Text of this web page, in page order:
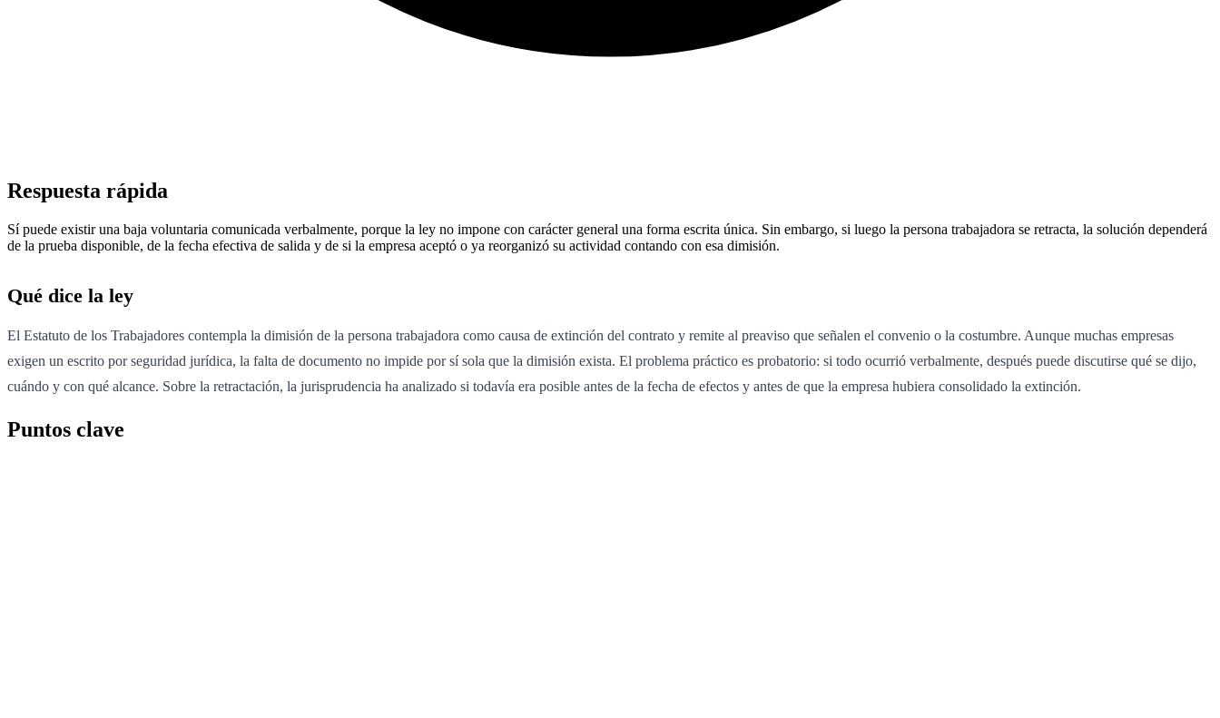
Respuesta rápida
Sí puede existir una baja voluntaria comunicada verbalmente, porque la ley no impone con carácter general una forma escrita única. Sin embargo, si luego la persona trabajadora se retracta, la solución dependerá
de la prueba disponible, de la fecha efectiva de salida y de si la empresa aceptó o ya reorganizó su actividad contando con esa dimisión.
Qué dice la ley
El Estatuto de los Trabajadores contempla la dimisión de la persona trabajadora como causa de extinción del contrato y remite al preaviso que señalen el convenio o la costumbre. Aunque muchas empresas
exigen un escrito por seguridad jurídica, la falta de documento no impide por sí sola que la dimisión exista. El problema práctico es probatorio: si todo ocurrió verbalmente, después puede discutirse qué se dijo,
cuándo y con qué alcance. Sobre la retractación, la jurisprudencia ha analizado si todavía era posible antes de la fecha de efectos y antes de que la empresa hubiera consolidado la extinción.
Puntos clave